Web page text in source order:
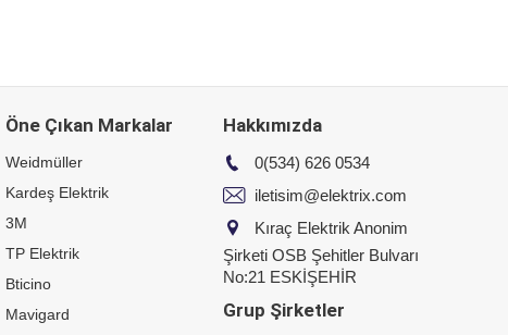
Öne Çıkan Markalar
Weidmüller
Kardeş Elektrik
3M
TP Elektrik
Bticino
Mavigard
Hakkımızda
0(534) 626 0534
iletisim@elektrix.com
Kıraç Elektrik Anonim
Şirketi OSB Şehitler Bulvarı
No:21 ESKİŞEHİR
Grup Şirketler